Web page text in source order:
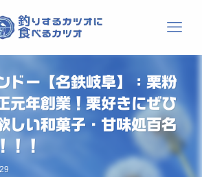
ドー【名鉄岐阜】：栗粉
年創業！栗好きにぜひ
しい和菓子・甘味処百名
！！